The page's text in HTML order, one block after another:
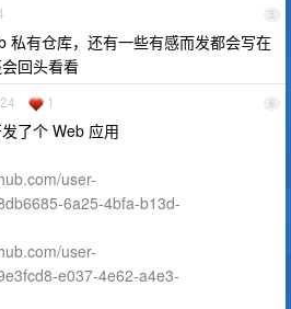
5
私有仓库，还有一些有感而发都会写在
回头看看
6
1
了个 Web 应用
user-
6a25-4bfa-b13d-
user-
e037-4e62-a4e3-